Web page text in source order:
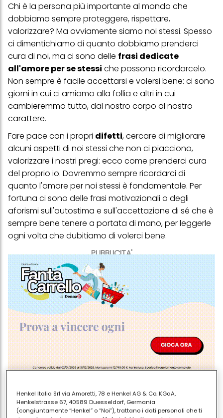
PUBBLICITA'
Chi è la persona più importante al mondo che
dobbiamo sempre proteggere, rispettare,
valorizzare? Ma ovviamente siamo noi stessi. Spesso
ci dimentichiamo di quanto dobbiamo prenderci
cura di noi, ma ci sono delle frasi dedicate
all'amore per se stessi che possono ricordarcelo.
Non sempre è facile accettarsi e volersi bene: ci sono
giorni in cui ci amiamo alla follia e altri in cui
cambieremmo tutto, dal nostro corpo al nostro
carattere.
Fare pace con i propri difetti, cercare di migliorare
alcuni aspetti di noi stessi che non ci piacciono,
valorizzare i nostri pregi: ecco come prenderci cura
del proprio io. Dovremmo sempre ricordarci di
quanto l'amore per noi stessi è fondamentale. Per
fortuna ci sono delle frasi motivazionali o degli
aforismi sull'autostima e sull'accettazione di sé che è
sempre bene tenere a portata di mano, per leggerle
ogni volta che dubitiamo di volerci bene.
Amare se stessi è l’inizio di una storia d’amore
lunga tutta una vita. (Oscar Wilde)
Henkel Italia Srl via Amoretti, 78 e Henkel AG & Co. KGaA,
Henkelstrasse 67, 40589 Duesseldorf, Germania
(congiuntamente “Henkel” o “Noi”), trattano i dati personali che ti